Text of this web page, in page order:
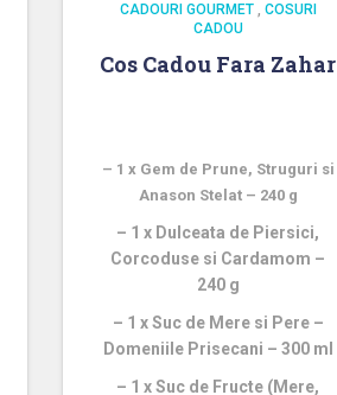
CADOURI GOURMET, COSURI
CADOU
Cos Cadou Fara Zahar
– 1 x Gem de Prune, Struguri si
Anason Stelat – 240 g
– 1 x Dulceata de Piersici,
Corcoduse si Cardamom –
240 g
– 1 x Suc de Mere si Pere –
Domeniile Prisecani – 300 ml
– 1 x Suc de Fructe (Mere,